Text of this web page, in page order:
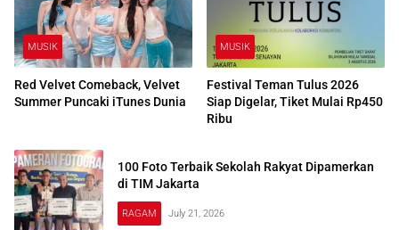
MUSIK
Red Velvet Comeback, Velvet
Summer Puncaki iTunes Dunia
MUSIK
Festival Teman Tulus 2026
Siap Digelar, Tiket Mulai Rp450
Ribu
100 Foto Terbaik Sekolah Rakyat Dipamerkan
di TIM Jakarta
RAGAM July 21, 2026